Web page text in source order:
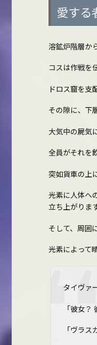
愛する
溶鉱炉階層か
コスは作戦を
ドロス窟を支
その隙に、下
大気中の屍気
全員がそれを
突如貨車の上
光素に人体へ
立ち上がります
そして、周囲
光素によって
タイヴァ
「彼女？
「ヴラス